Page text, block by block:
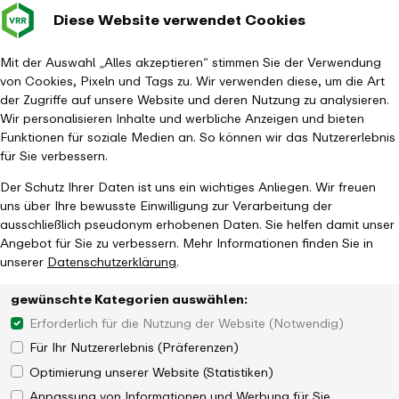
Diese Website verwendet Cookies
Mit der Auswahl „Alles akzeptieren“ stimmen Sie der Verwendung
von Cookies, Pixeln und Tags zu. Wir verwenden diese, um die Art
der Zugriffe auf unsere Website und deren Nutzung zu analysieren.
Wir personalisieren Inhalte und werbliche Anzeigen und bieten
Funktionen für soziale Medien an. So können wir das Nutzererlebnis
für Sie verbessern.
Der Schutz Ihrer Daten ist uns ein wichtiges Anliegen. Wir freuen
uns über Ihre bewusste Einwilligung zur Verarbeitung der
ausschließlich pseudonym erhobenen Daten. Sie helfen damit unser
Angebot für Sie zu verbessern. Mehr Informationen finden Sie in
unsererDatenschutzerklärung.
gewünschte Kategorien auswählen:
Erforderlich für die Nutzung der Website (Notwendig)
Für Ihr Nutzererlebnis (Präferenzen)
Optimierung unserer Website (Statistiken)
Verkehrsverbund Baustellen im
Leichte
Startseite Aktuelles Newsletter Profil aktualisieren
Profil aktualisieren
Kundenkontakt
So erreichen Sie uns
Telefonnummer
0800 6 / 50 40 30
(gebührenfrei aus allen deutschen Netzen)
Hilfe & Kontakt
Immer informiert bleiben und direkt zum VRR-Newsletter
anmelden!